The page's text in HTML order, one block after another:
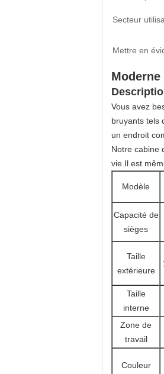
Secteur
Mettre en
Vous avez
bruyants tels
un endroit
Notre cabine
vie.Il est
Modèle
Capacité de
sièges
Taille
extérieure
Taille
interne
Zone de
travail
Couleur